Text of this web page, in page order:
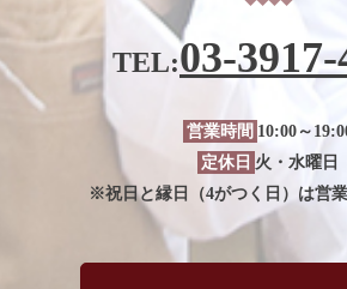
TEL:03-3917-
営業時間 10:00～
定休日 火・水曜日
※祝日と縁日（4がつく日）は営業